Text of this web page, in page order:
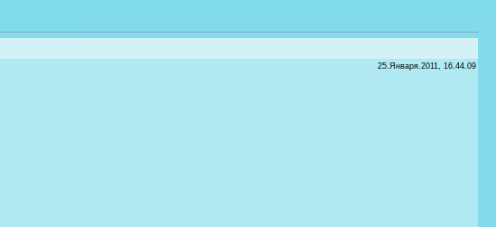
25.Января.2011, 16.44.09